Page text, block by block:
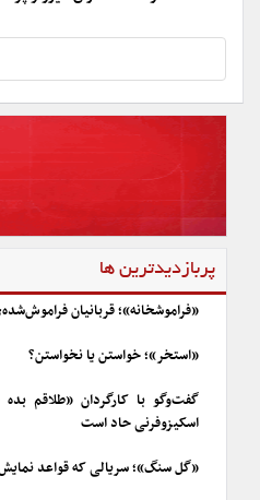
پربازدیدترین ها
«فراموشخانه»؛ قربانیان
«استخر»؛ خواستن یا نخواستن؟
گفت‌وگو با کارگردان «طلاقم
اسکیزوفرنی حاد است
«گل سنگ»؛ سریالی که قواعد